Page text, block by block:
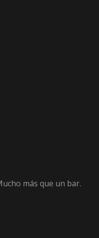
más que un bar.